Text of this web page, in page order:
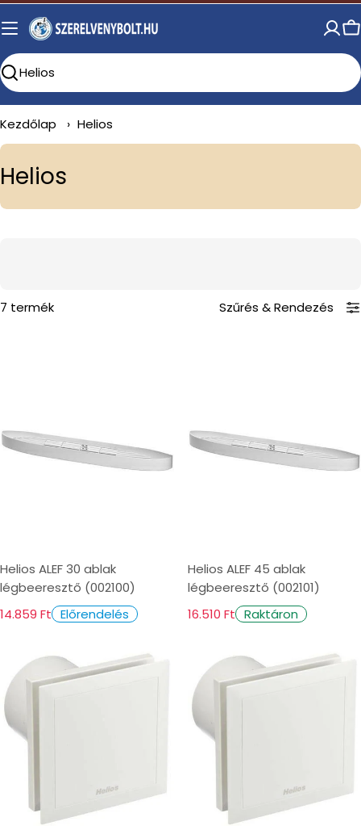
Skip
to
Search
Kezdőlap › Helios
C
o
c
:
Helios
7 termék Szűrés &Rendezés
Helios ALEF 30 ablak
légbeeresztő (002100)
14.859 Ft Előrendelés
Helios ALEF 45 ablak
légbeeresztő (002101)
16.510 Ft Raktáron